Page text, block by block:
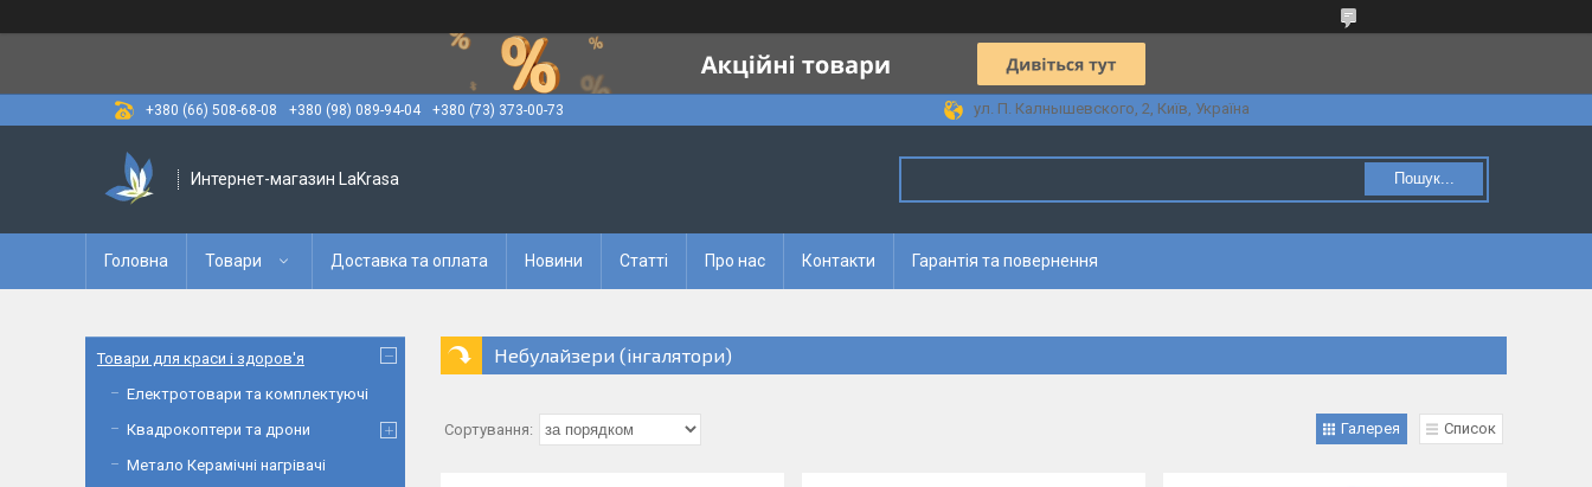
+380 (66) 508-68-08 +380 (98) 089-94-04 +380 (73) 373-00-73 ул. П. Калнышевского, 2, Київ, Україна
Интернет-магазин LaKrasa Пошук...
Головна Товари Доставка та оплата Новини Статті Про нас Контакти Гарантія та повернення
Небулайзери (інгалятори)
Галерея Список
Товари для краси і здоров'я
Електротовари та комплектуючі
Квадрокоптери та дрони
Метало Керамічні нагрівачі